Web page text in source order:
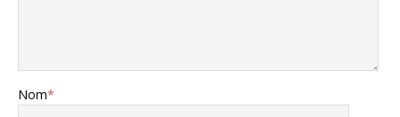
Nom*